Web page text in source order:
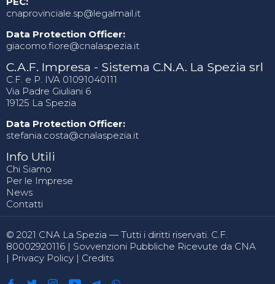
cnaprovinciale.sp@legalmail.it
Data Protection Officer:
giacomo.fiore@cnalaspezia.it
C.A.F. Impresa - Sistema C.N.A. La Spezia srl
C.F. e P. IVA 01091040111
Via Padre Giuliani 6
19125 La Spezia
Data Protection Officer:
stefania.costa@cnalaspezia.it
Info Utili
Chi Siamo
Per le Imprese
News
Contatti
© 2021 CNA La Spezia — Tutti i diritti riservati. C.F.
80002920116 | Sovvenzioni Pubbliche Ricevute da CNA
| Privacy Policy | Credits